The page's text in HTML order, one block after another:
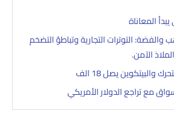
المعاناة
والفضة: التوترات التجارية وتباطؤ التضخم
الآمن.
والبيتكوين يصل 18 الف
مع تراجع الدولار الأمريكي